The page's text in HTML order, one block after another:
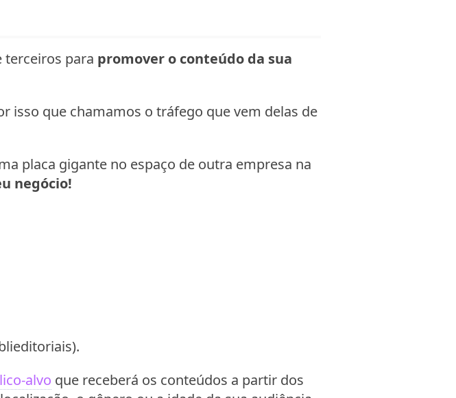
terceiros para promover o conteúdo da sua
isso que chamamos o tráfego que vem delas de
placa gigante no espaço de outra empresa na
negócio!
alvo que receberá os conteúdos a partir dos